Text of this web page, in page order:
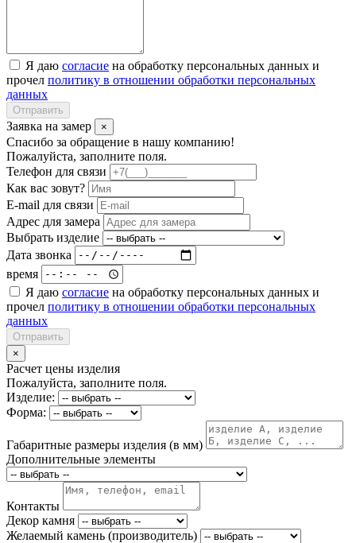
Я даю согласие на обработку персональных данных и
прочел политику в отношении обработки персональных
данных
Отправить
Заявка на замер ×
Спасибо за обращение в нашу компанию!
Пожалуйста, заполните поля.
Телефон для связи
Как вас зовут?
E-mail для связи
Адрес для замера
Выбрать изделие
Дата звонка
время
Я даю согласие на обработку персональных данных и
прочел политику в отношении обработки персональных
данных
Отправить
×
Расчет цены изделия
Пожалуйста, заполните поля.
Изделие:
Форма:
Габаритные размеры изделия (в мм)
Дополнительные элементы
Контакты
Декор камня
Желаемый камень (производитель)